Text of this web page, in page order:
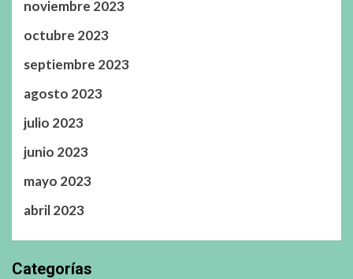
noviembre 2023
octubre 2023
septiembre 2023
agosto 2023
julio 2023
junio 2023
mayo 2023
abril 2023
Categorías